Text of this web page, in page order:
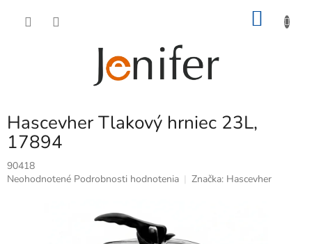
Hascevher Tlakový hrniec 23L,
17894
90418
Priemerné
Neohodnotené Podrobnosti hodnotenia Značka: Hascevher